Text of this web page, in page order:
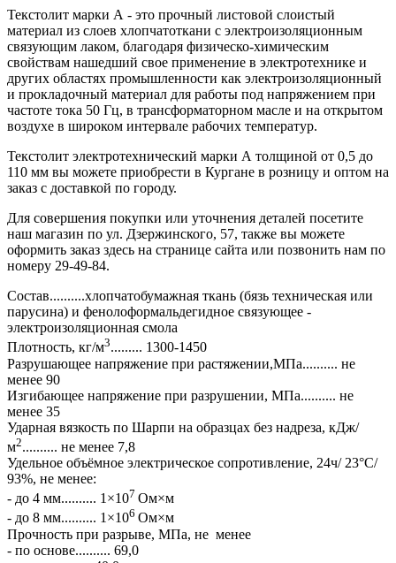
Текстолит марки А - это прочный листовой слоистый
материал из слоев хлопчатоткани с электроизоляционным
связующим лаком, благодаря физическо-химическим
свойствам нашедший свое применение в электротехнике и
других областях промышленности как электроизоляционный
и прокладочный материал для работы под напряжением при
частоте тока 50 Гц, в трансформаторном масле и на открытом
воздухе в широком интервале рабочих температур.
Текстолит электротехнический марки А толщиной от 0,5 до
110 мм вы можете приобрести в Кургане в розницу и оптом на
заказ с доставкой по городу.
Для совершения покупки или уточнения деталей посетите
наш магазин по ул. Дзержинского, 57, также вы можете
оформить заказ здесь на странице сайта или позвонить нам по
номеру 29-49-84.
Состав..........хлопчатобумажная ткань (бязь техническая или
парусина) и фенолоформальдегидное связующее -
электроизоляционная смола
Плотность, кг/м3......... 1300-1450
Разрушающее напряжение при растяжении,МПа.......... не
менее 90
Изгибающее напряжение при разрушении, МПа.......... не
менее 35
Ударная вязкость по Шарпи на образцах без надреза, кДж/
м2.......... не менее 7,8
Удельное объёмное электрическое сопротивление, 24ч/ 23°С/
93%, не менее:
- до 4 мм.......... 1×107 Ом×м
- до 8 мм.......... 1×106 Ом×м
Прочность при разрыве, МПа, не менее
- по основе.......... 69,0